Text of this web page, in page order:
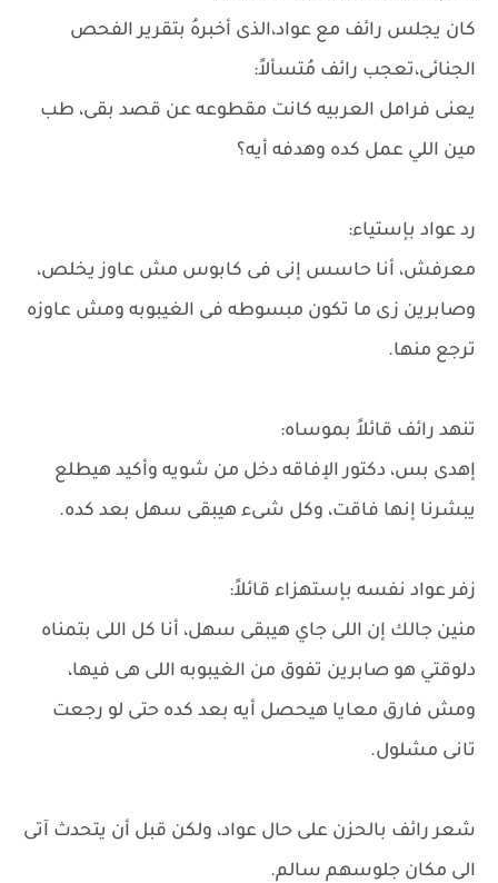
كان يجلس رائف مع عواد،الذى أخبرهُ بتقرير الفحص
الجنائى،تعجب رائف مُتسألاً:
يعنى فرامل العربيه كانت مقطوعه عن قصد بقى، طب
مين اللي عمل كده وهدفه أيه؟
رد عواد بإستياء:
معرفش، أنا حاسس إنى فى كابوس مش عاوز يخلص،
وصابرين زى ما تكون مبسوطه فى الغيبوبه ومش عاوزه
ترجع منها.
تنهد رائف قائلاً بموساه:
إهدى بس، دكتور الإفاقه دخل من شويه وأكيد هيطلع
يبشرنا إنها فاقت، وكل شىء هيبقى سهل بعد كده.
زفر عواد نفسه بإستهزاء قائلاً:
منين جالك إن اللى جاي هيبقى سهل، أنا كل اللى بتمناه
دلوقتي هو صابرين تفوق من الغيبوبه اللى هى فيها،
ومش فارق معايا هيحصل أيه بعد كده حتى لو رجعت
تانى مشلول.
شعر رائف بالحزن على حال عواد، ولكن قبل أن يتحدث آتى
الى مكان جلوسهم سالم.